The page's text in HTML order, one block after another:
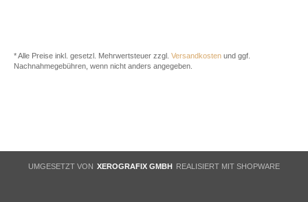
* Alle Preise inkl. gesetzl. Mehrwertsteuer zzgl. Versandkosten und ggf.
Nachnahmegebühren, wenn nicht anders angegeben.
UMGESETZT VON XEROGRAFIX GMBH REALISIERT MIT SHOPWARE